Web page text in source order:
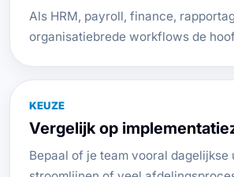
Als HRM, payroll, finance,
organisatiebrede workflows de
KEUZE
Vergelijk op
Bepaal of je team vooral